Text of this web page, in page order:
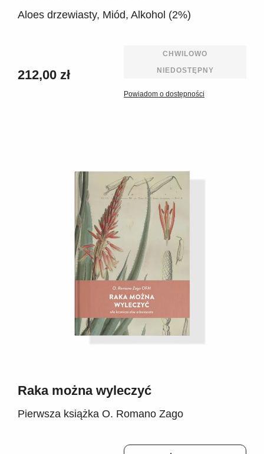
Aloes drzewiasty, Miód, Alkohol (2%)
212,00 zł
CHWILOWO
NIEDOSTĘPNY
Powiadom o dostępności
Raka można wyleczyć
Pierwsza książka O. Romano Zago